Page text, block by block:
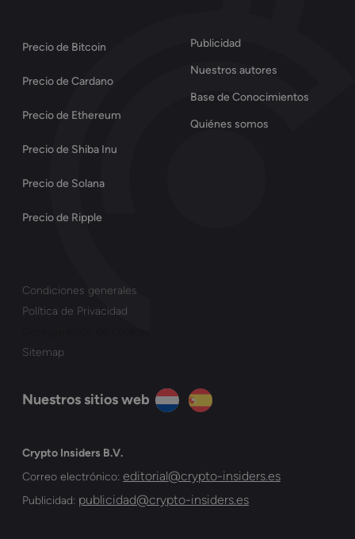
electrónico
(Obligatorio)
Precio de Bitcoin
Precio de Cardano
Precio de Ethereum
Precio de Shiba Inu
Precio de Solana
Precio de Ripple
Publicidad
Nuestros autores
Base de Conocimientos
Quiénes somos
Condiciones generales
Política de Privacidad
Sitemap
Nuestros sitios web
Crypto Insiders B.V.
Correo electrónico: editorial@crypto-insiders.es
Publicidad: publicidad@crypto-insiders.es